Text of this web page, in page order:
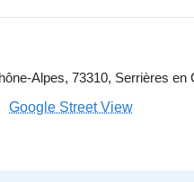
Alpes, 73310, Serrières
Google Street View